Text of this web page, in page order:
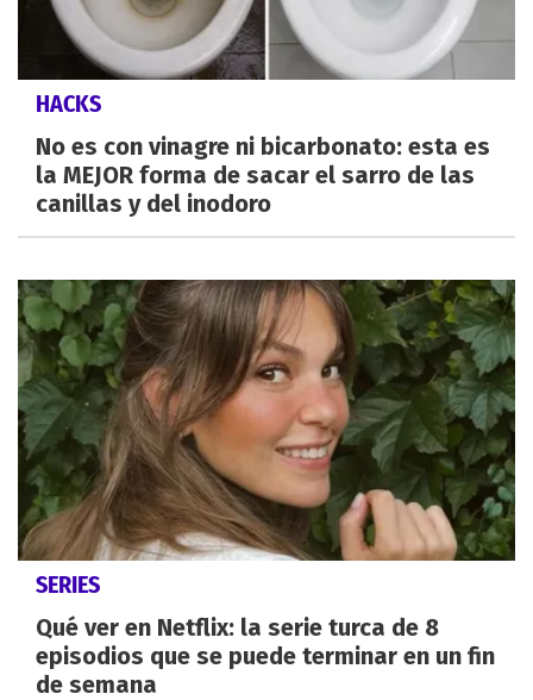
HACKS
No es con vinagre ni bicarbonato: esta es
la MEJOR forma de sacar el sarro de las
canillas y del inodoro
SERIES
Qué ver en Netflix: la serie turca de 8
episodios que se puede terminar en un fin
de semana